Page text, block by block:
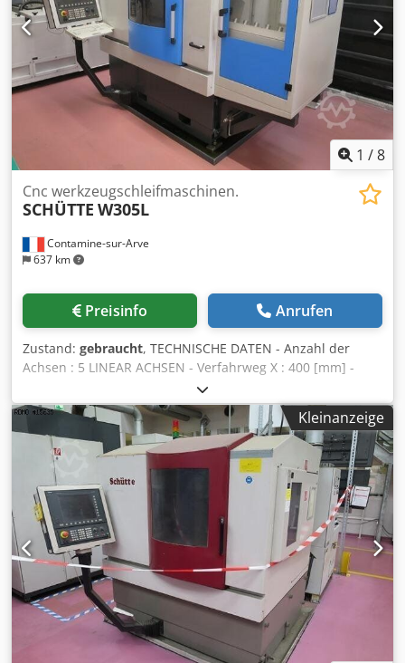
25 Amp. - CNC Steuerung demontiert Platzebdarf L x B x H
3800 x 2400 x 2300 mm Gewicht 3000 kg Maschine nicht
Funktionstüchtig, CNC Steuerung fehlt. mechanisch im
guten Zustand, Ideal für Steuerungsumrüstung
Ersatzteilspender oder Wiederaufbau mit neuer Steuerung
1 /8
Contamine-sur-Arve
637 km
Cnc werkzeugschleifmaschinen.
SCHÜTTE W305L
Preisinfo Anrufen
Zustand: gebraucht, TECHNISCHE DATEN - Anzahl der
Achsen : 5 LINEAR ACHSEN - Verfahrweg X : 400 [mm] -
Verfahrweg Y : 250 [mm] - Verfahrweg Z : 250 [mm] -
Eilganggeschwindigkeit : 24 [m/min] - Auflösung : 0.0001
[Grad] SCHLEIFSCHEIBE-HALTER SPINDELTSOCK VERTIKAL -
C Achse : 225 [Grad] - Winkelauflösung : 0.0002 [Grad] -
Spindeldrehzahl : 12.000 [Upm] - Werkzeug Typ : HSK-50E -
Spindelantriebleistung : 15 [kW] STÜCKHALTER
SPINDELSTOCK - Drehzahlbereich (Drehachse) : [Upm] -
Drehzahlbereich (Universal-Drehachse) : [Upm] -
Winkelauflösung : 0.0001 [Grad] ELEKTRISCHE
VERSORGUNG - Versorgungsspannung : 400 [V] GEWICHT
UND ABMESSUNGEN - Platzbedarf : 1980 x 1750 [mm] -
Maschinenhöhe : 1960 [mm] - Maschinengewicht : 2800
[kg] ZUBEHÖR - Steuerung : SIEMENS SINUMERIK 840D -
Automatisches Be- und Entladesystem mit 50 Positionen
Credpfx Afjwwa Dksusf
Kleinanzeige